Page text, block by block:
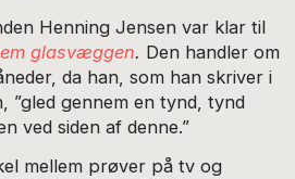
Henning Jensen var klar til
glasvæggen. Den handler om
da han, som han skriver i
”gled gennem en tynd, tynd
ved siden af denne.”
mellem prøver på tv og